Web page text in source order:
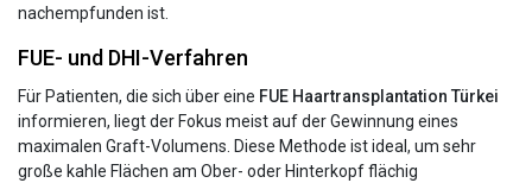
nachempfunden ist.
FUE- und DHI-Verfahren
Für Patienten, die sich über eine FUE Haartransplantation Türkei
informieren, liegt der Fokus meist auf der Gewinnung eines
maximalen Graft-Volumens. Diese Methode ist ideal, um sehr
große kahle Flächen am Ober- oder Hinterkopf flächig